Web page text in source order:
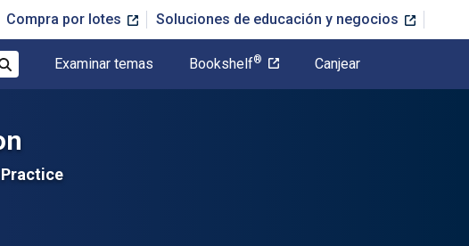
Compra por lotes Soluciones de educación y negocios
Examinar temas Bookshelf® Canjear